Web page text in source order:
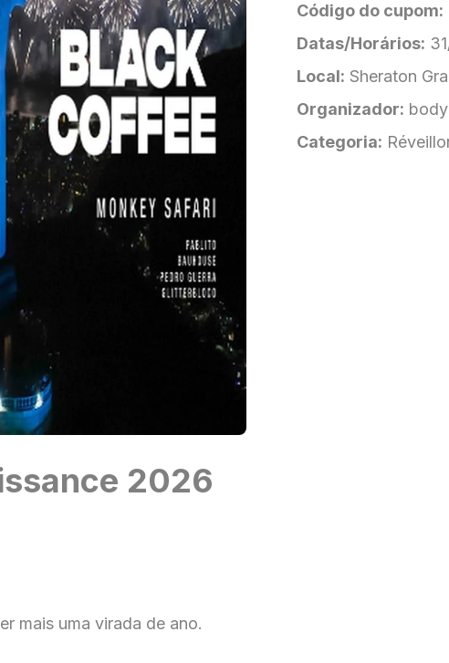
2026
mais uma virada de ano.
Código do cupom:
Datas/Horários:
Local: Sheraton
Organizador:
Categoria: